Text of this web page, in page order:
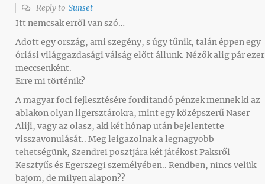
Reply to Sunset
Itt nemcsak erről van szó…
Adott egy ország, ami szegény, s úgy tűnik, talán éppen egy
óriási világgazdasági válság előtt állunk. Nézők alig pár ezer
meccsenként.
Erre mi történik?
A magyar foci fejlesztésére fordítandó pénzek mennek ki az
ablakon olyan ligersztárokra, mint egy középszerű Naser
Aliji, vagy az olasz, aki két hónap után bejelentette
visszavonulását.. Meg leigazolnak a legnagyobb
tehetségünk, Szendrei posztjára két játékost Paksről
Kesztyűs és Egerszegi személyében.. Rendben, nincs velük
bajom, de milyen alapon??